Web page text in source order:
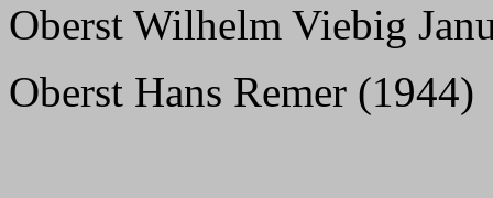
Oberst Wilhelm Viebig
Oberst Hans Remer (1944)